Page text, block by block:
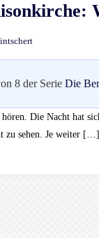
8 der Serie Die
Die Nacht hat
zu sehen. Je weiter […]